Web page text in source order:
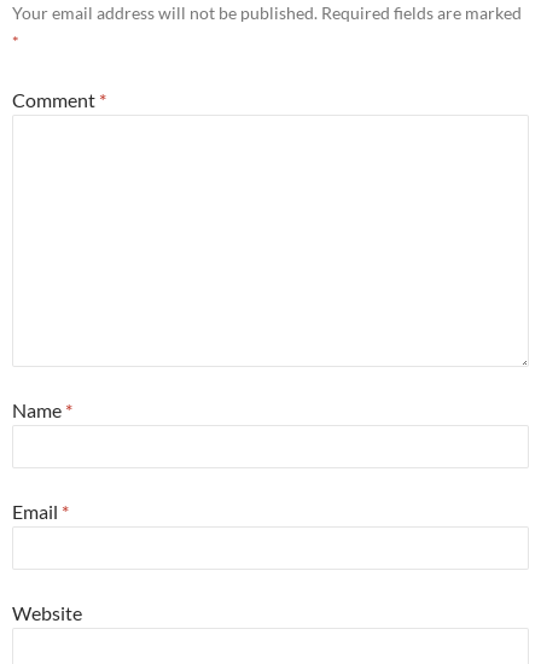
Your email address will not be published. Required fields are marked
*
Comment *
Name *
Email *
Website